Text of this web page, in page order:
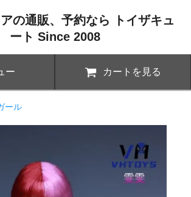
の通販、予約なら トイザキュ
ート Since 2008
ー カートを見る
ール